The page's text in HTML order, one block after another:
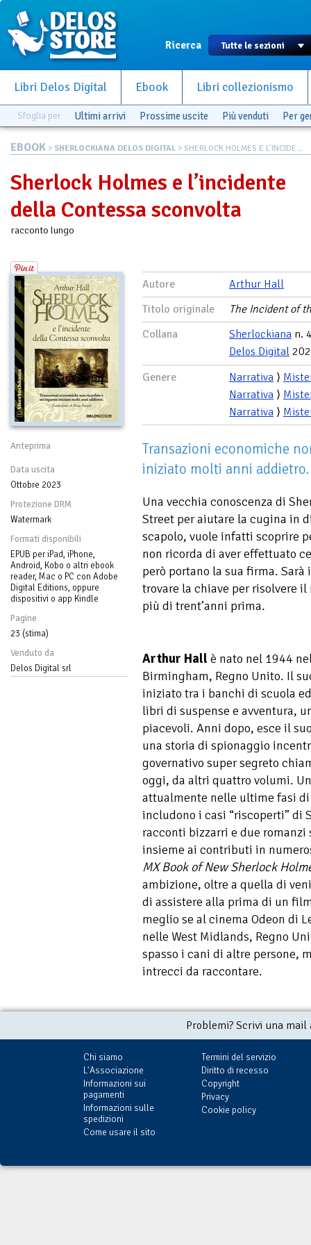
Ricerca
Libri Delos Digital Ebook Libri collezionismo
Sfoglia per Ultimi arrivi Prossime uscite Più venduti Per
EBOOK > SHERLOCKIANA DELOS DIGITAL > SHERLOCK HOLMES E L’INCIDE...
Sherlock Holmes e l’incidente
della Contessa sconvolta
racconto lungo
Anteprima
Data uscita
Ottobre 2023
Protezione DRM
Watermark
Formati disponibili
EPUB per iPad, iPhone,
Android, Kobo o altri ebook
reader, Mac o PC con Adobe
Digital Editions, oppure
dispositivi o app Kindle
Pagine
23 (stima)
Venduto da
Delos Digital srl
Autore
Arthur Hall
Titolo originale
The Incident of
Collana
Sherlockiana n.
Delos Digital
Genere
Narrativa ⟩
Narrativa ⟩
Narrativa ⟩
Transazioni economiche
iniziato molti anni addietro.
Una vecchia conoscenza di
Street per aiutare la cugina in
scapolo, vuole infatti scoprire
non ricorda di aver effettuato
però portano la sua firma.
trovare la chiave per risolvere
più di trent’anni prima.
Arthur Hall è nato nel 1944
Birmingham, Regno Unito. Il
iniziato tra i banchi di scuola
libri di suspense e avventura,
piacevoli. Anni dopo, esce il
una storia di spionaggio
governativo super segreto
oggi, da altri quattro volumi.
attualmente nelle ultime fasi
includono i casi “riscoperti” di
racconti bizzarri e due romanzi
insieme ai contributi in
MX Book of New Sherlock
ambizione, oltre a quella di
di assistere alla prima di un
meglio se al cinema Odeon di
nelle West Midlands, Regno
spasso i cani di altre persone,
intrecci da raccontare.
Problemi? Scrivi una
Chi siamo
L'Associazione
Informazioni sui
pagamenti
Informazioni sulle
spedizioni
Come usare il sito
Termini del servizio
Diritto di recesso
Copyright
Privacy
Cookie policy